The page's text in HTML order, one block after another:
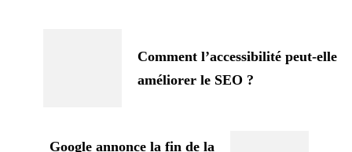
Comment l’accessibilité peut-elle
améliorer le SEO ?
Google annonce la fin de la